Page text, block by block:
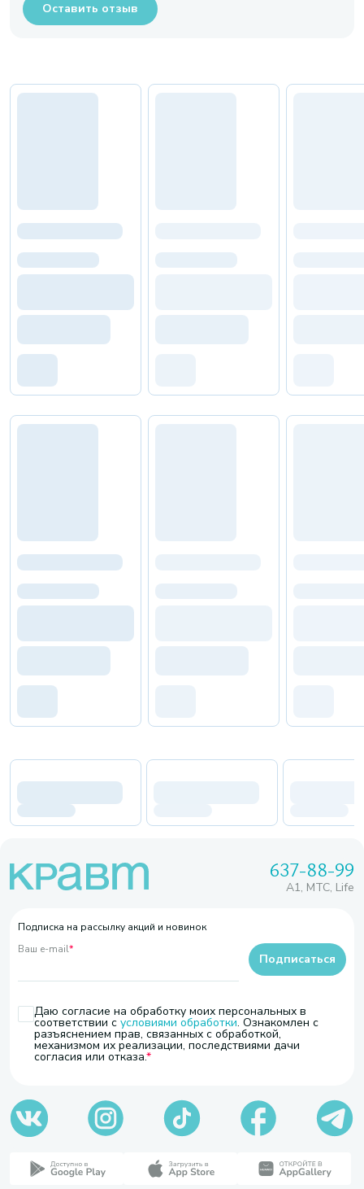
Оставить отзыв
637-88-99
A1, МТС, Life
Подписка на рассылку акций и новинок
Ваш e-mail*
Даю согласие на обработку моих персональных в
соответствии с условиями обработки. Ознакомлен с
разъяснением прав, связанных с обработкой,
механизмом их реализации, последствиями дачи
согласия или отказа.
Подписаться